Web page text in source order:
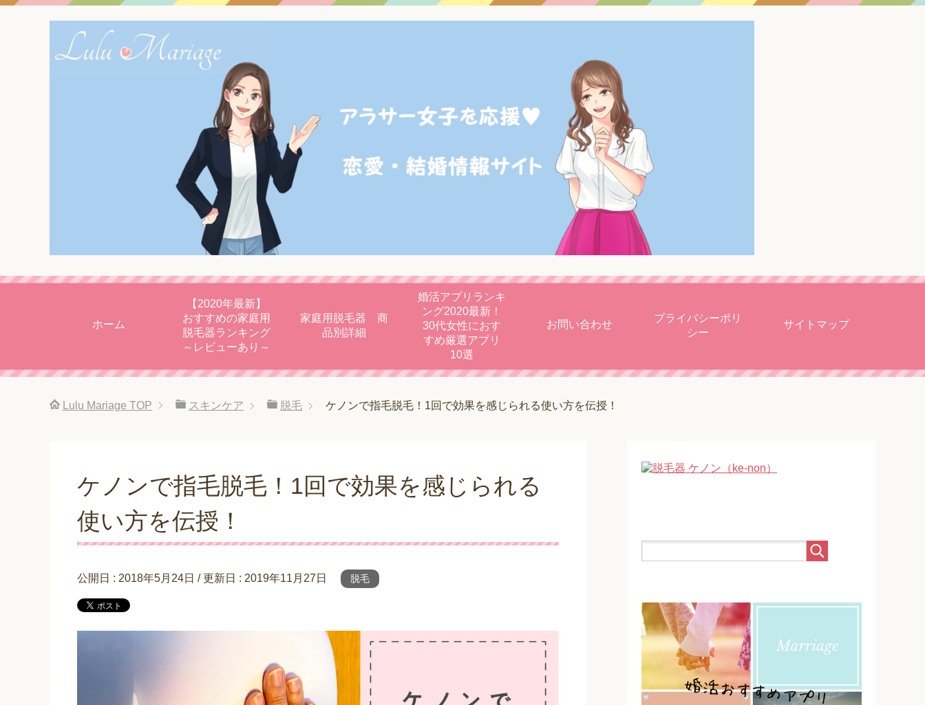
ホーム
【2020年最新】
おすすめの家庭用
脱毛器ランキング
～レビューあり～
家庭用脱毛器 商
品別詳細
婚活アプリランキ
ング2020最新！
30代女性におす
すめ厳選アプリ
10選
お問い合わせ
プライバシーポリ
シー
サイトマップ
Lulu Mariage TOP スキンケア 脱毛 ケノンで指毛脱毛！1回で効果を感じられる使い方を伝授！
ケノンで指毛脱毛！1回で効果を感じられる
使い方を伝授！
公開日 : 2018年5月24日 / 更新日 : 2019年11月27日 脱毛